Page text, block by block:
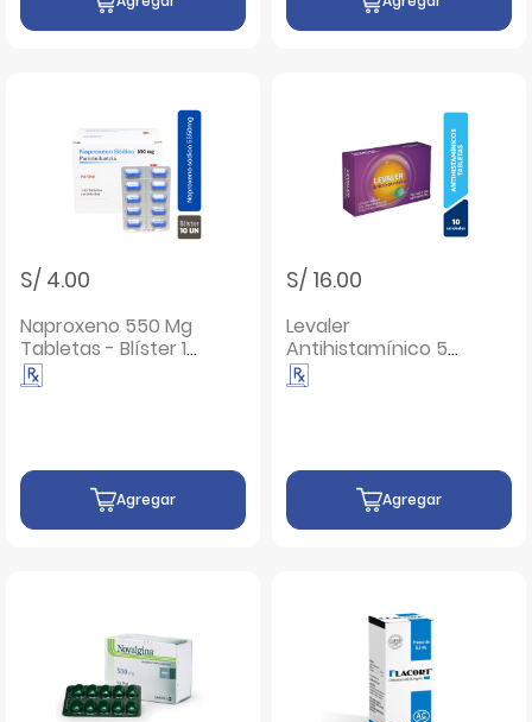
S/ 4.00
Naproxeno 550 Mg
Tabletas - Blíster 10
UN
Agregar
S/ 16.00
Levaler
Antihistamínico 5
Mg Tabletas
Recubiertas -
Agregar